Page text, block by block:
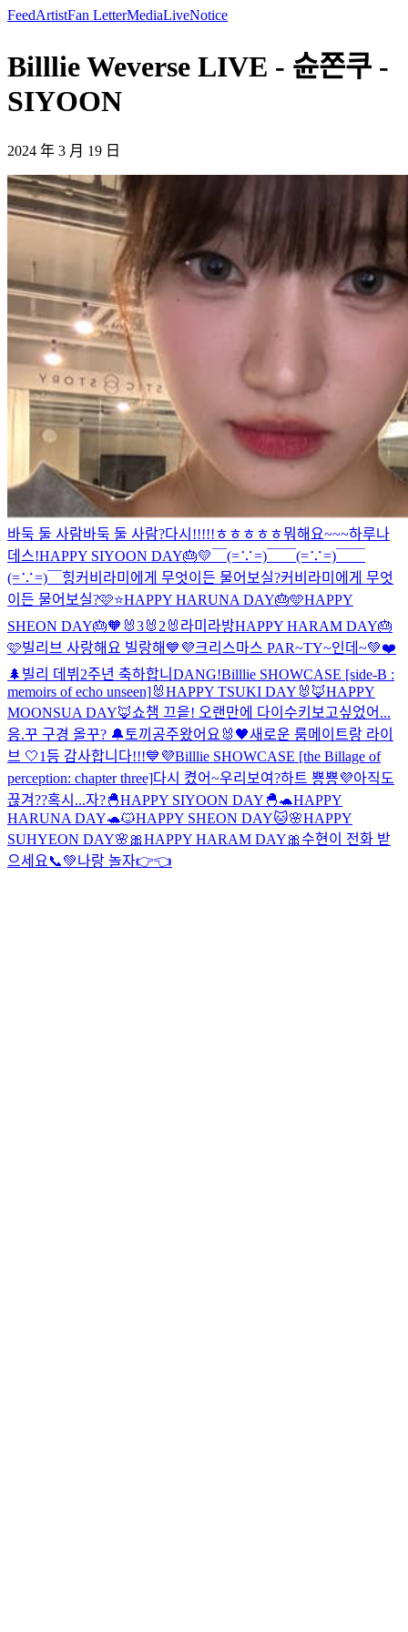
FeedArtistFan LetterMediaLiveNotice
Billlie Weverse LIVE - 슌쫀쿠 -
SIYOON
2024 年 3 月 19 日
바둑 둘 사람바둑 둘 사람?다시!!!!!ㅎㅎㅎㅎㅎ뭐해요~~~하루나
데스!HAPPY SIYOON DAY🎂💛 ￣(=∵=)￣ ￣(=∵=)￣
(=∵=)￣ 힝커비라미에게 무엇이든 물어보실?커비라미에게 무엇
이든 물어보실?🩷⭐️HAPPY HARUNA DAY🎂🩵HAPPY
SHEON DAY🎂🧡 🐰3🐰2 🐰 라미라방HAPPY HARAM DAY🎂
🩷빌리브 사랑해요 빌랑해💙💜크리스마스 PAR~TY~인데~💚❤️
🌲 빌리 데뷔2주년 축하합니DANG!Billlie SHOWCASE [side-B :
memoirs of echo unseen]🐰HAPPY TSUKI DAY🐰 🦊HAPPY
MOONSUA DAY🦊쇼챔 끄읕! 오랜만에 다이수키 보고싶었어...
응.꾸 구경 올꾸? 🔔 토끼공주왔어요🐰 🖤새로운 룸메이트랑 라이
브 🤍1등 감사합니다!!!💙💜Billlie SHOWCASE [the Billage of
perception: chapter three]다시 켰어~우리보여?하트 뿅뿅💜아직도
끊겨??혹시...자?🐣HAPPY SIYOON DAY🐣🐢HAPPY
HARUNA DAY🐢🐱HAPPY SHEON DAY🐱🌸HAPPY
SUHYEON DAY🌸 🎀HAPPY HARAM DAY🎀수현이 전화 받
으세요📞💚나랑 놀자👉👈